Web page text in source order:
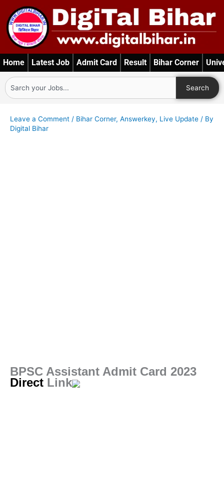
content
Home Latest Job Admit Card Result Bihar Corner
Search
Search
Leave a Comment / Bihar Corner, Answerkey, Live Update / By
Digital Bihar
BPSC Assistant Admit Card 2023
Direct Link